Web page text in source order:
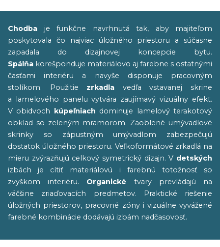
Chodba je funkčne navrhnutá tak, aby majiteľom
poskytovala čo najviac úložného priestoru a súčasne
zapadala do dizajnovej koncepcie bytu.
Spálňa korešponduje materiálovo aj farebne s ostatnými
časťami interiéru a navyše disponuje pracovným
stolíkom. Použitie zrkadla vedľa vstavanej skrine
a lamelového panelu vytvára zaujímavý vizuálny efekt.
V obidvoch kúpeľniach dominuje lamelový terakotový
obklad so zeleným mramorom. Zaoblené umývadlové
skrinky so zápustným umývadlom zabezpečujú
dostatok úložného priestoru. Veľkoformátové zrkadlá na
mieru zvýrazňujú celkový symetrický dizajn. V detských
izbách je cítiť materiálovú i farebnú totožnosť so
zvyškom interiéru. Organické tvary prevládajú na
väčšine zriaďovacích predmetov. Praktické riešenie
úložných priestorov, pracovné zóny i vizuálne vyvážené
farebné kombinácie dodávajú izbám nadčasovosť.